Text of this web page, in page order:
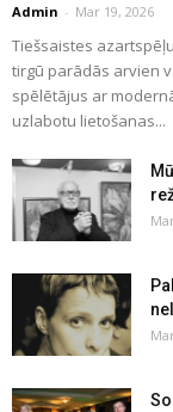
Admin - Mar 19, 2026
Tiešsaistes
tirgū parādās arvien
spēlētājus ar
uzlabotu lietošanas...